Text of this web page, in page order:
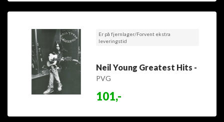
Er på fjernlager/Forvent ekstra
leveringstid
Neil Young Greatest Hits -
PVG
101,-